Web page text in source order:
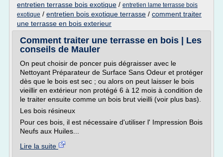
entretien terrasse bois exotique / entretien lame terrasse bois
exotique / entretien bois exotique terrasse / comment traiter
une terrasse en bois exterieur
Comment traiter une terrasse en bois | Les
conseils de Mauler
On peut choisir de poncer puis dégraisser avec le
Nettoyant Préparateur de Surface Sans Odeur et protéger
dès que le bois est sec ; ou alors on peut laisser le bois
vieillir en extérieur non protégé 6 à 12 mois à condition de
le traiter ensuite comme un bois brut vieilli (voir plus bas).
Les bois résineux
Pour ces bois, il est nécessaire d'utiliser l' Impression Bois
Neufs aux Huiles...
Lire la suite